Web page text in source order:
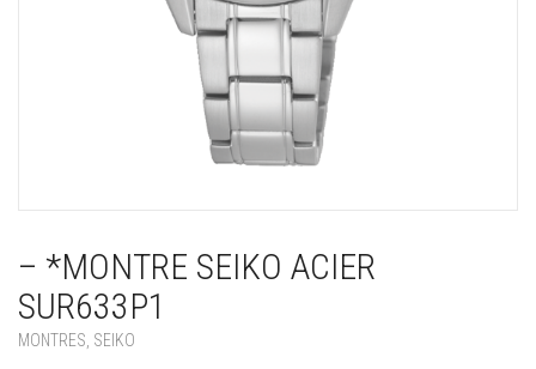
– *MONTRE SEIKO ACIER
SUR633P1
MONTRES SEIKO